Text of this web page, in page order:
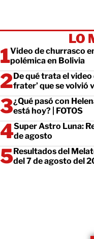
LO
Video de churrasco
polémica en Bolivia
De qué trata el
frater’ que se volvió
¿Qué pasó con
está hoy? | FOTOS
Super Astro Luna:
de agosto
Resultados del
del 7 de agosto del